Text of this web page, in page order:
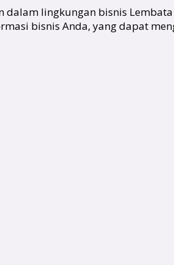
lingkungan bisnis
bisnis Anda, yang dapat